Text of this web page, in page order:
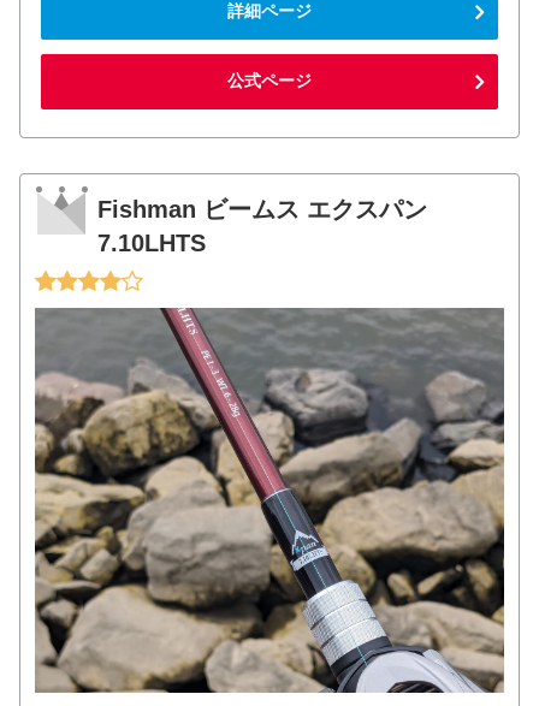
詳細ページ
公式ページ
Fishman ビームス エクスパン
7.10LHTS